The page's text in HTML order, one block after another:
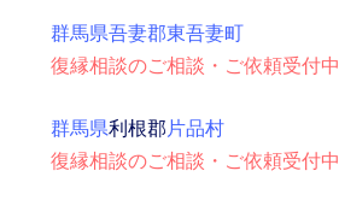
群馬県吾妻郡東吾妻町
復縁相談のご相談・ご依頼受付中
群馬県利根郡 片品村
復縁相談のご相談・ご依頼受付中